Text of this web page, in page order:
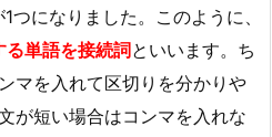
つになりました。このように、
単語を接続詞といいます。ち
マを入れて区切りを分かりや
が短い場合はコンマを入れな